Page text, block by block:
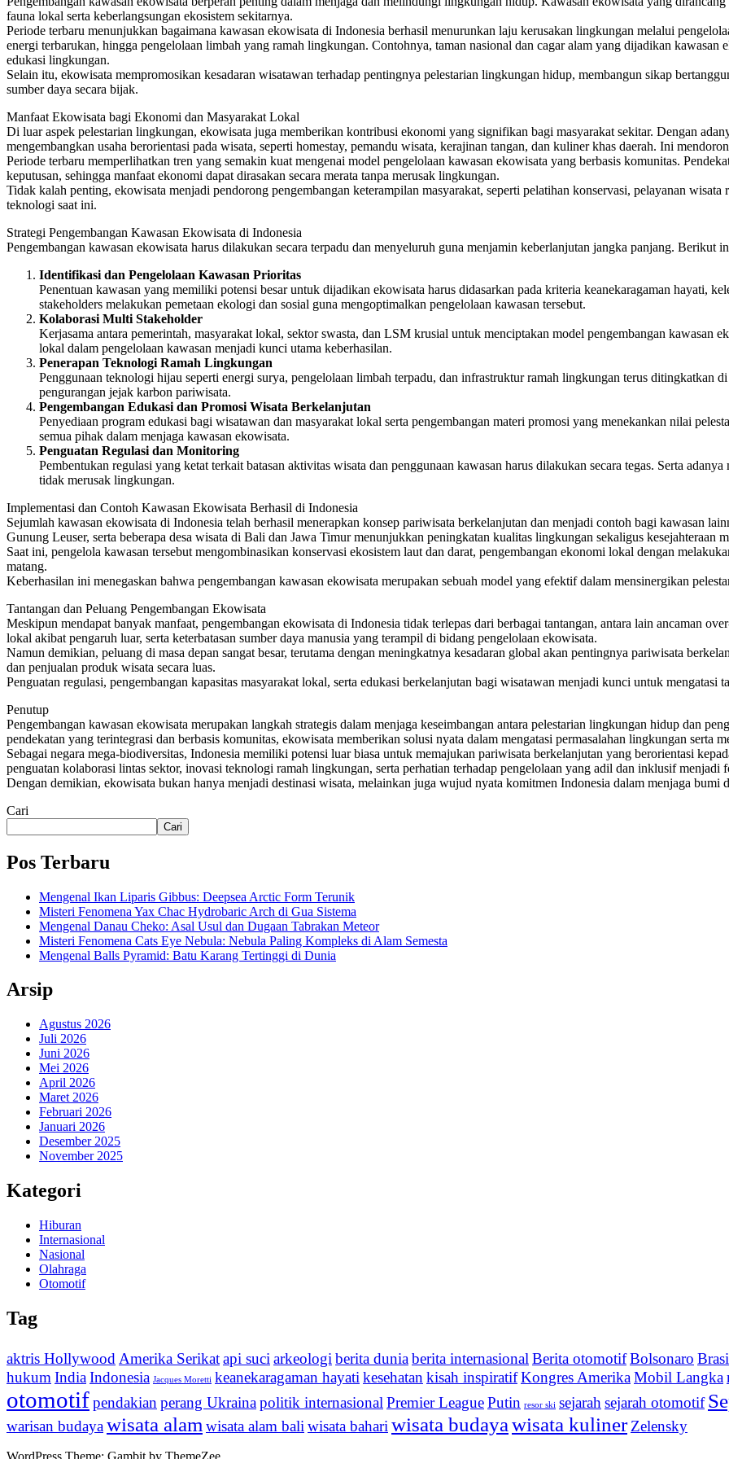
fauna lokal serta keberlangsungan ekosistem sekitarnya.
Periode terbaru menunjukkan bagaimana kawasan ekowisata di Indonesia berhasil menurunkan laju kerusakan lingkungan melalui
energi terbarukan, hingga pengelolaan limbah yang ramah lingkungan. Contohnya, taman nasional dan cagar alam yang dijadikan kawasan
edukasi lingkungan.
Selain itu, ekowisata mempromosikan kesadaran wisatawan terhadap pentingnya pelestarian lingkungan hidup, membangun sikap
sumber daya secara bijak.
Manfaat Ekowisata bagi Ekonomi dan Masyarakat Lokal
Di luar aspek pelestarian lingkungan, ekowisata juga memberikan kontribusi ekonomi yang signifikan bagi masyarakat sekitar. Dengan
mengembangkan usaha berorientasi pada wisata, seperti homestay, pemandu wisata, kerajinan tangan, dan kuliner khas daerah. Ini
Periode terbaru memperlihatkan tren yang semakin kuat mengenai model pengelolaan kawasan ekowisata yang berbasis komunitas.
keputusan, sehingga manfaat ekonomi dapat dirasakan secara merata tanpa merusak lingkungan.
Tidak kalah penting, ekowisata menjadi pendorong pengembangan keterampilan masyarakat, seperti pelatihan konservasi, pelayanan
teknologi saat ini.
Strategi Pengembangan Kawasan Ekowisata di Indonesia
Pengembangan kawasan ekowisata harus dilakukan secara terpadu dan menyeluruh guna menjamin keberlanjutan jangka panjang. Berikut
Identifikasi dan Pengelolaan Kawasan Prioritas
Penentuan kawasan yang memiliki potensi besar untuk dijadikan ekowisata harus didasarkan pada kriteria keanekaragaman hayati,
stakeholders melakukan pemetaan ekologi dan sosial guna mengoptimalkan pengelolaan kawasan tersebut.
Kolaborasi Multi Stakeholder
Kerjasama antara pemerintah, masyarakat lokal, sektor swasta, dan LSM krusial untuk menciptakan model pengembangan kawasan
lokal dalam pengelolaan kawasan menjadi kunci utama keberhasilan.
Penerapan Teknologi Ramah Lingkungan
Penggunaan teknologi hijau seperti energi surya, pengelolaan limbah terpadu, dan infrastruktur ramah lingkungan terus ditingkatkan
pengurangan jejak karbon pariwisata.
Pengembangan Edukasi dan Promosi Wisata Berkelanjutan
Penyediaan program edukasi bagi wisatawan dan masyarakat lokal serta pengembangan materi promosi yang menekankan nilai
semua pihak dalam menjaga kawasan ekowisata.
Penguatan Regulasi dan Monitoring
Pembentukan regulasi yang ketat terkait batasan aktivitas wisata dan penggunaan kawasan harus dilakukan secara tegas. Serta
tidak merusak lingkungan.
Implementasi dan Contoh Kawasan Ekowisata Berhasil di Indonesia
Sejumlah kawasan ekowisata di Indonesia telah berhasil menerapkan konsep pariwisata berkelanjutan dan menjadi contoh bagi kawasan
Gunung Leuser, serta beberapa desa wisata di Bali dan Jawa Timur menunjukkan peningkatan kualitas lingkungan sekaligus kesejahteraan
Saat ini, pengelola kawasan tersebut mengombinasikan konservasi ekosistem laut dan darat, pengembangan ekonomi lokal dengan
matang.
Keberhasilan ini menegaskan bahwa pengembangan kawasan ekowisata merupakan sebuah model yang efektif dalam mensinergikan
Tantangan dan Peluang Pengembangan Ekowisata
Meskipun mendapat banyak manfaat, pengembangan ekowisata di Indonesia tidak terlepas dari berbagai tantangan, antara lain ancaman
lokal akibat pengaruh luar, serta keterbatasan sumber daya manusia yang terampil di bidang pengelolaan ekowisata.
Namun demikian, peluang di masa depan sangat besar, terutama dengan meningkatnya kesadaran global akan pentingnya pariwisata
dan penjualan produk wisata secara luas.
Penguatan regulasi, pengembangan kapasitas masyarakat lokal, serta edukasi berkelanjutan bagi wisatawan menjadi kunci untuk mengatasi
Penutup
Pengembangan kawasan ekowisata merupakan langkah strategis dalam menjaga keseimbangan antara pelestarian lingkungan hidup dan
pendekatan yang terintegrasi dan berbasis komunitas, ekowisata memberikan solusi nyata dalam mengatasi permasalahan lingkungan serta
Sebagai negara mega-biodiversitas, Indonesia memiliki potensi luar biasa untuk memajukan pariwisata berkelanjutan yang berorientasi
penguatan kolaborasi lintas sektor, inovasi teknologi ramah lingkungan, serta perhatian terhadap pengelolaan yang adil dan inklusif menjadi
Dengan demikian, ekowisata bukan hanya menjadi destinasi wisata, melainkan juga wujud nyata komitmen Indonesia dalam menjaga bumi
Cari
Cari
Pos Terbaru
Mengenal Ikan Liparis Gibbus: Deepsea Arctic Form Terunik
Misteri Fenomena Yax Chac Hydrobaric Arch di Gua Sistema
Mengenal Danau Cheko: Asal Usul dan Dugaan Tabrakan Meteor
Misteri Fenomena Cats Eye Nebula: Nebula Paling Kompleks di Alam Semesta
Mengenal Balls Pyramid: Batu Karang Tertinggi di Dunia
Arsip
Agustus 2026
Juli 2026
Juni 2026
Mei 2026
April 2026
Maret 2026
Februari 2026
Januari 2026
Desember 2025
November 2025
Kategori
Hiburan
Internasional
Nasional
Olahraga
Otomotif
Tag
aktris Hollywood Amerika Serikatapi suci arkeologi berita duniaberita internasional Berita otomotifBolsonaro
hukum IndiaIndonesia Jacques Moretti keanekaragaman hayati kesehatan kisah inspiratifKongres AmerikaMobil Langka
otomotifpendakian perang Ukrainapolitik internasional Premier LeaguePutin resor ski sejarah sejarah otomotif
warisan budayawisata alam wisata alam bali wisata bahari wisata budayawisata kuliner Zelensky
WordPress Theme: Gambit by ThemeZee.